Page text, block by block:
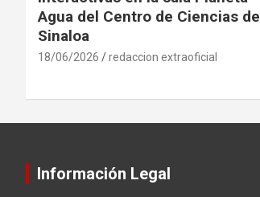
Agua del Centro de Ciencias de
Sinaloa
18/06/2026 redaccion extraoficial
Información Legal